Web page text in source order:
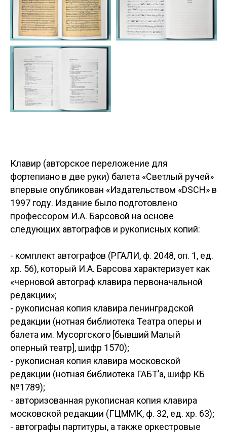
Клавир (авторское переложение для
фортепиано в две руки) балета «Светлый ручей»
впервые опубликован «Издательством «DSCH» в
1997 году. Издание было подготовлено
профессором И.А. Барсовой на основе
следующих автографов и рукописных копий:
- комплект автографов (РГАЛИ, ф. 2048, оп. 1, ед.
хр. 56), который И.А. Барсова характеризует как
«черновой автограф клавира первоначальной
редакции»;
- рукописная копия клавира ленинградской
редакции (нотная библиотека Театра оперы и
балета им. Мусоргского [бывший Малый
оперный театр], шифр 1570);
- рукописная копия клавира московской
редакции (нотная библиотека ГАБТ’а, шифр КБ
№1789);
- авторизованная рукописная копия клавира
московской редакции (ГЦММК, ф. 32, ед. хр. 63);
- автографы партитуры, а также оркестровые